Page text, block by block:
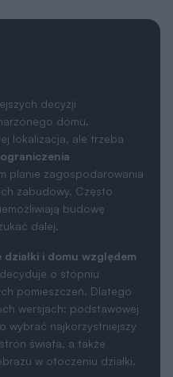
decyzji
domu.
lokalizacja, ale trzeba
planie zagospodarowania
zabudowy. Często
budowę
dalej.
i domu względem
o stopniu
pomieszczeń. Dlatego
wersjach: podstawowej
wybrać najkorzystniejszy
świata, a także
w otoczeniu działki.